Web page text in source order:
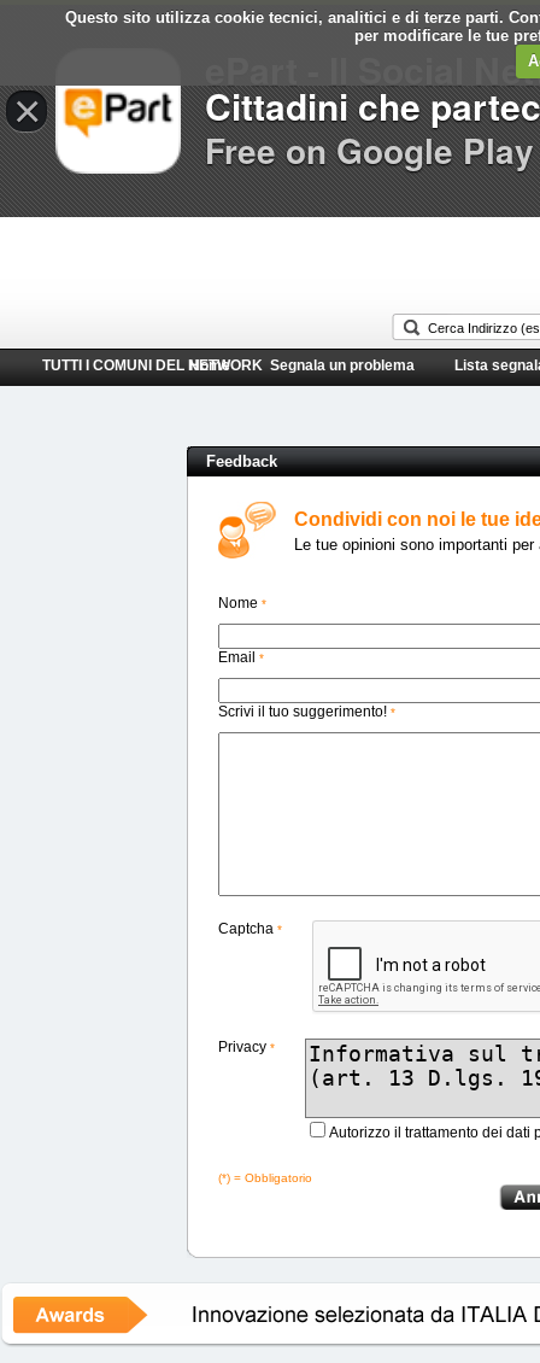
Questo sito utilizza cookie tecnici, analitici e di terze parti.
per modificare le tue
TUTTI I COMUNI DEL NETWORK
Home Segnala un problema Lista
Feedback
Condividi con noi le tue
Le tue opinioni sono importanti
Nome *
Email *
Scrivi il tuo suggerimento! *
Captcha *
Privacy *
Autorizzo il trattamento dei dati
(*) = Obbligatorio
×
ePart - Il Social
Cittadini che
Free on Google Play